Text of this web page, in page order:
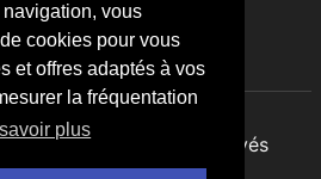
vous
cookies pour vous
et offres adaptés à vos
la fréquentation
plus
2026 - Tous droits réservés